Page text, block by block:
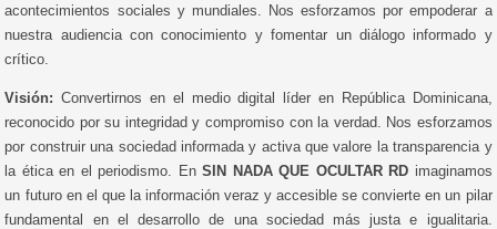
acontecimientos sociales y mundiales. Nos esforzamos por empoderar a
nuestra audiencia con conocimiento y fomentar un diálogo informado y
crítico.
Visión: Convertirnos en el medio digital líder en República Dominicana,
reconocido por su integridad y compromiso con la verdad. Nos esforzamos
por construir una sociedad informada y activa que valore la transparencia y
la ética en el periodismo. EnSIN NADA QUE OCULTAR RD imaginamos
un futuro en el que la información veraz y accesible se convierte en un pilar
fundamental en el desarrollo de una sociedad más justa e igualitaria.